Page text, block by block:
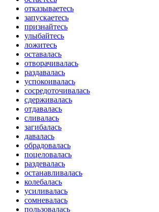
отказываетесь
запускаетесь
признайтесь
улыбайтесь
ложитесь
оставалась
отворачивалась
раздавалась
успокоивалась
сосредоточивалась
сдерживалась
отдавалась
сливалась
загибалась
давалась
обрадовалась
поцеловалась
раздевалась
останавливалась
колебалась
усиливалась
сомневалась
пользовалась